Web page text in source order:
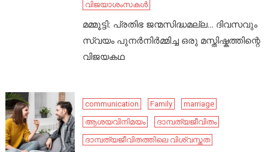
വിജയാശംസകൾ
മമ്മൂട്ടി: പ്രതിഭ ജന്മസിദ്ധമല്ല… ദിവസവും
സ്വയം പുനർനിർമ്മിച്ച ഒരു മസ്തിഷ്കത്തിന്റെ
വിജയകഥ
communication Family
marriage
ആശയവിനിമയം
ദാമ്പത്യജീവിതം
ദാമ്പത്യജീവിതത്തിലെ വിശ്വസ്തത